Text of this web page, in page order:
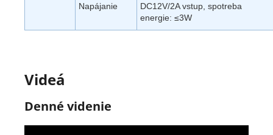
Napájanie
DC12V/2A vstup, spotreba
energie: ≤3W
Videá
Denné videnie